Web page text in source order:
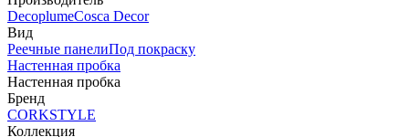
DecoplumeCosca Decor
Вид
Реечные панелиПод покраску
Настенная пробка
Настенная пробка
Бренд
CORKSTYLE
Коллекция